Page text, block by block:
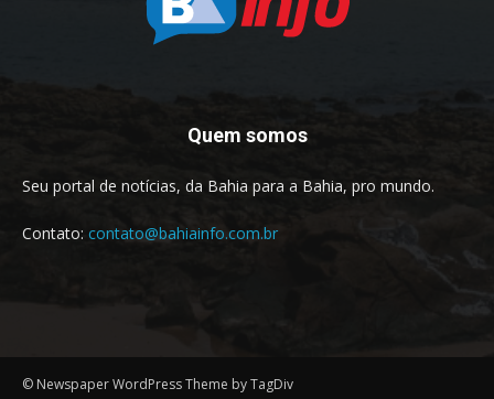
Quem somos
Seu portal de notícias, da Bahia para a Bahia, pro mundo.
Contato: contato@bahiainfo.com.br
© Newspaper WordPress Theme by TagDiv